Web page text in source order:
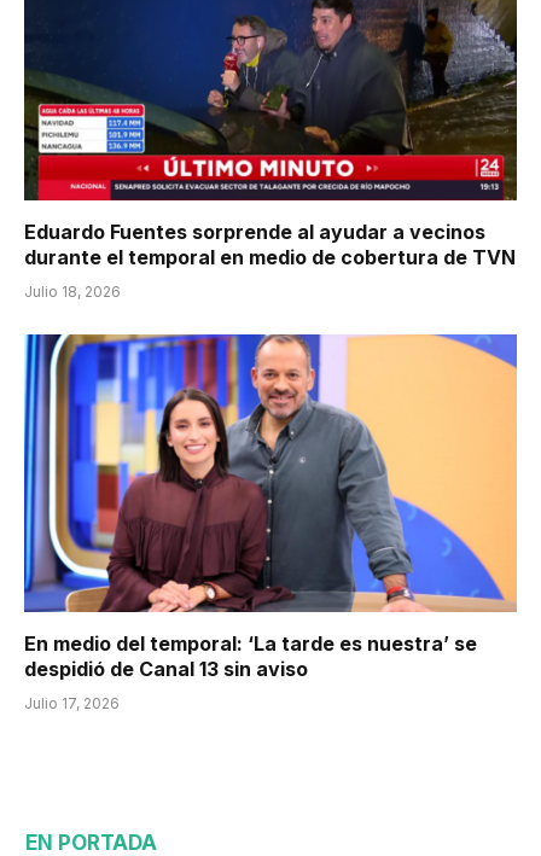
Eduardo Fuentes sorprende al ayudar a vecinos
durante el temporal en medio de cobertura de TVN
Julio 18, 2026
En medio del temporal: ‘La tarde es nuestra’ se
despidió de Canal 13 sin aviso
Julio 17, 2026
EN PORTADA